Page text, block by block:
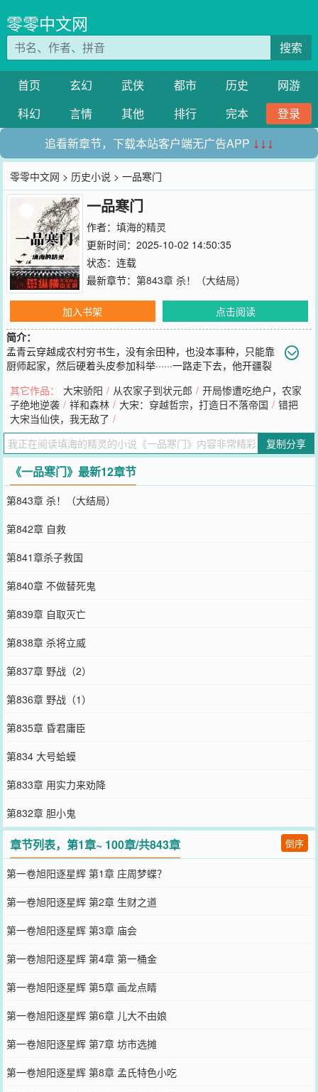
零零中文网
搜索
首页 玄幻 武侠 都市 历史
网游
科幻
言情 其他 排行 完本
登录
追看新章节，下载本站客户端无广告APP ↓↓↓
零零中文网 > 历史小说 > 一品寒门
一品寒门
作者： 填海的精灵
更新时间：2025-10-02 14:50:35
状态：连载
最新章节： 第843章 杀！（大结局）
加入书架
点击阅读
简介：
孟青云穿越成农村穷书生，没有余田种，也没本事种，只能靠
厨师起家，然后硬着头皮参加科举······一路走下去，他开疆裂
您要是觉得《一品寒门 》还不错的话请不要忘记向您QQ群和微博微信
里的朋友推荐哦！
其它作品： 大宋骄阳 / 从农家子到状元郎 / 开局惨遭吃绝户，农家
子绝地逆袭 / 祥和森林 / 大宋：穿越哲宗，打造日不落帝国 / 错把
大宋当仙侠，我无敌了 /
复制分享
《一品寒门》最新12章节
第843章 杀！（大结局）
第842章 自救
第841章杀子救国
第840章 不做替死鬼
第839章 自取灭亡
第838章 杀将立威
第837章 野战（2）
第836章 野战（1）
第835章 昏君庸臣
第834 大号蛤蟆
第833章 用实力来劝降
第832章 胆小鬼
章节列表，第1章~ 100章/共843章 倒序
第一卷旭阳逐星辉 第1章 庄周梦蝶？
第一卷旭阳逐星辉 第2章 生财之道
第一卷旭阳逐星辉 第3章 庙会
第一卷旭阳逐星辉 第4章 第一桶金
第一卷旭阳逐星辉 第5章 画龙点睛
第一卷旭阳逐星辉 第6章 儿大不由娘
第一卷旭阳逐星辉 第7章 坊市选摊
第一卷旭阳逐星辉 第8章 孟氏特色小吃